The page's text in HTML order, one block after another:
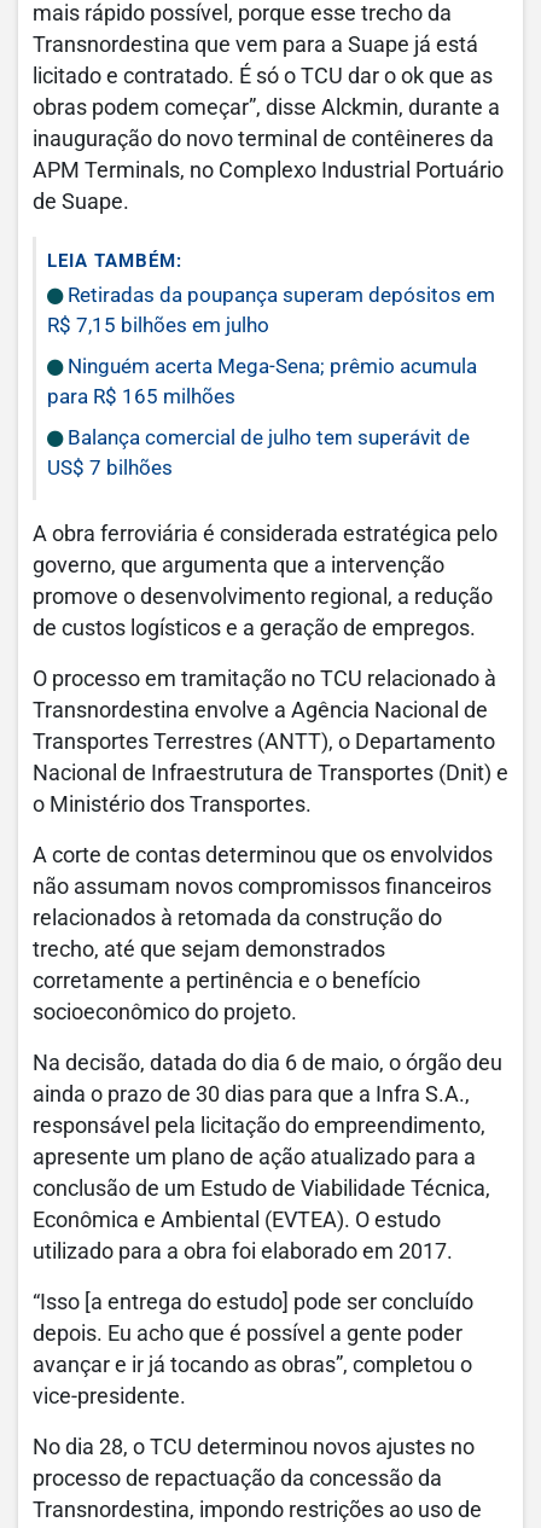
mais rápido possível, porque esse trecho da
Transnordestina que vem para a Suape já está
licitado e contratado. É só o TCU dar o ok que as
obras podem começar”, disse Alckmin, durante a
inauguração do novo terminal de contêineres da
APM Terminals, no Complexo Industrial Portuário
de Suape.
LEIA TAMBÉM:
Retiradas da poupança superam depósitos em
R$ 7,15 bilhões em julho
Ninguém acerta Mega-Sena; prêmio acumula
para R$ 165 milhões
Balança comercial de julho tem superávit de
US$ 7 bilhões
A obra ferroviária é considerada estratégica pelo
governo, que argumenta que a intervenção
promove o desenvolvimento regional, a redução
de custos logísticos e a geração de empregos.
O processo em tramitação no TCU relacionado à
Transnordestina envolve a Agência Nacional de
Transportes Terrestres (ANTT), o Departamento
Nacional de Infraestrutura de Transportes (Dnit) e
o Ministério dos Transportes.
A corte de contas determinou que os envolvidos
não assumam novos compromissos financeiros
relacionados à retomada da construção do
trecho, até que sejam demonstrados
corretamente a pertinência e o benefício
socioeconômico do projeto.
Na decisão, datada do dia 6 de maio, o órgão deu
ainda o prazo de 30 dias para que a Infra S.A.,
responsável pela licitação do empreendimento,
apresente um plano de ação atualizado para a
conclusão de um Estudo de Viabilidade Técnica,
Econômica e Ambiental (EVTEA). O estudo
utilizado para a obra foi elaborado em 2017.
“Isso [a entrega do estudo] pode ser concluído
depois. Eu acho que é possível a gente poder
avançar e ir já tocando as obras”, completou o
vice-presidente.
No dia 28, o TCU determinou novos ajustes no
processo de repactuação da concessão da
Transnordestina, impondo restrições ao uso de